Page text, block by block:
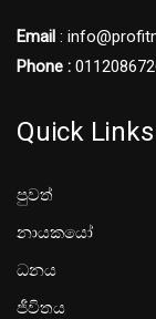
Email :
Phone :
Quick Links
පුවත්
නායකයෝ
ධනය
ජීවිතය